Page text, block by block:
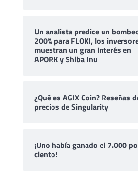
Un analista predice un
200% para FLOKI, los
muestran un gran interés en
APORK y Shiba Inu
¿Qué es AGIX Coin? Reseñas
precios de Singularity
¡Uno había ganado el 7.000
ciento!